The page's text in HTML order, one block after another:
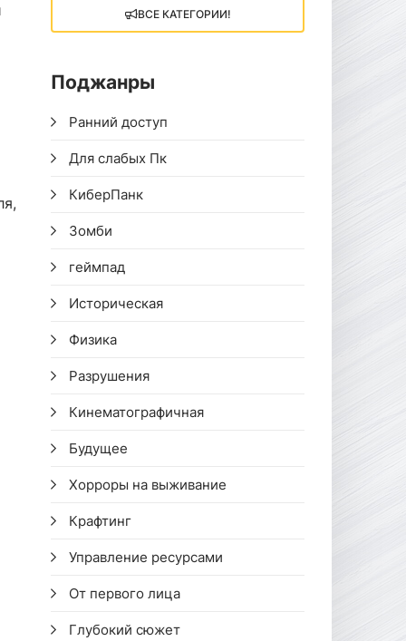
ВСЕ КАТЕГОРИИ!
Поджанры
Ранний доступ
Для слабых Пк
КиберПанк
Зомби
геймпад
Историческая
Физика
Разрушения
Кинематографичная
Будущее
Хорроры на выживание
Крафтинг
Управление ресурсами
От первого лица
Глубокий сюжет